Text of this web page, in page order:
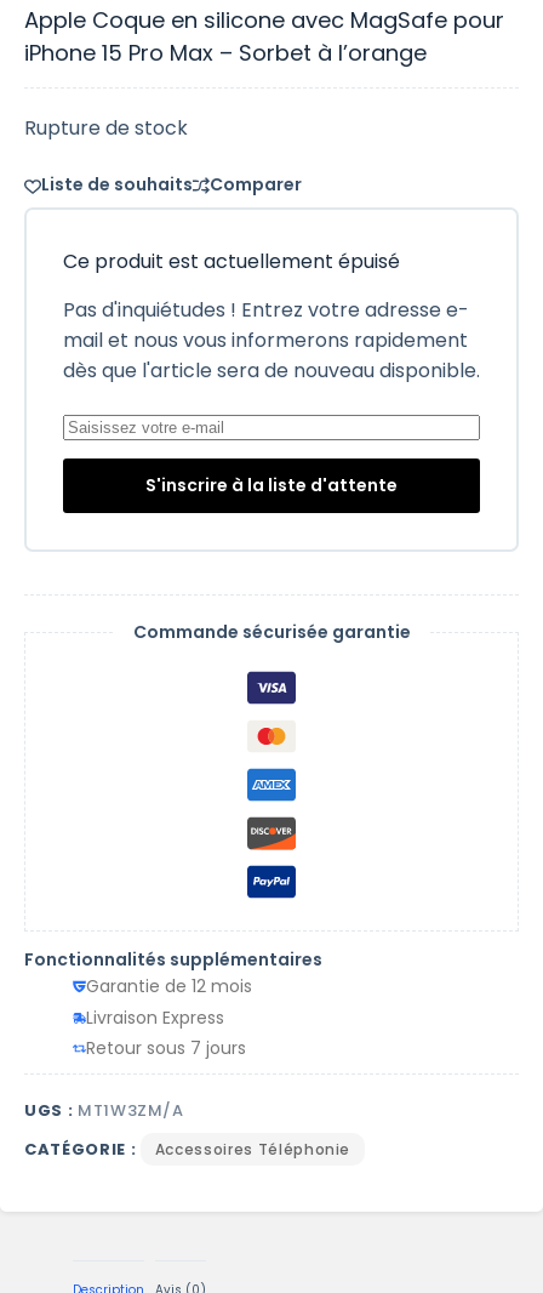
Apple Coque en silicone avec MagSafe pour
iPhone 15 Pro Max – Sorbet à l’orange
Rupture de stock
Liste de souhaits Comparer
Ce produit est actuellement épuisé
Pas d'inquiétudes ! Entrez votre adresse e-
mail et nous vous informerons rapidement
dès que l'article sera de nouveau disponible.
S'inscrire à la liste d'attente
Commande sécurisée garantie
Fonctionnalités supplémentaires
Garantie de 12 mois
Livraison Express
Retour sous 7 jours
UGS : MT1W3ZM/A
CATÉGORIE :
Accessoires Téléphonie